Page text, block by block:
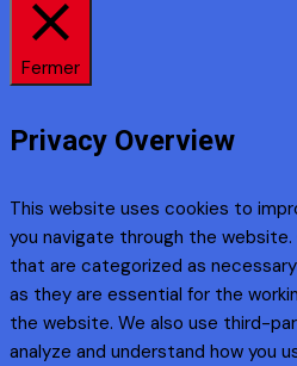
Fermer
Privacy Overview
This website uses cookies to
you navigate through the
that are categorized as
as they are essential for the
the website. We also use third-
analyze and understand how you